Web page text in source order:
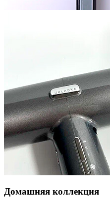
Домашняя коллекция